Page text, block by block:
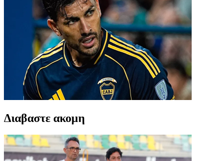
Διαβαστε ακομη